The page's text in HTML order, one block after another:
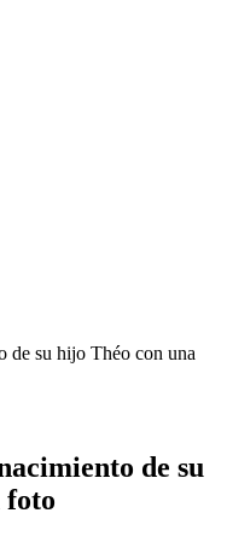
de su hijo Théo con una
de su
foto